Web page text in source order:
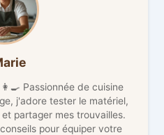
Passionnée de cuisine
j'adore tester le matériel,
partager mes trouvailles.
pour équiper votre